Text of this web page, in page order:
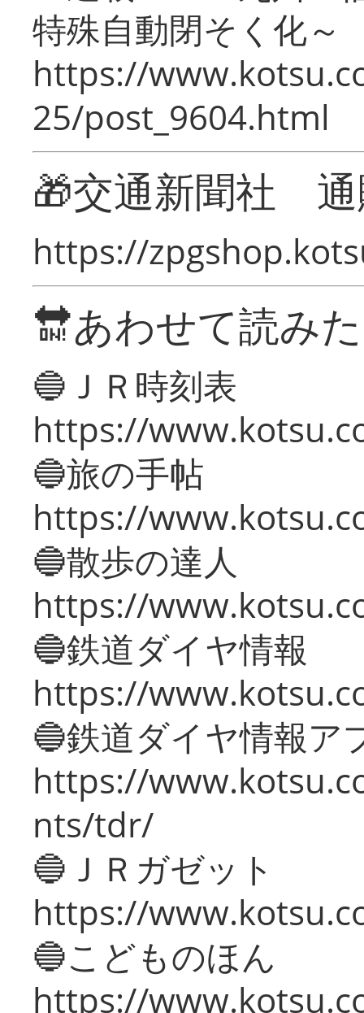
特殊自動閉そく化～
https://
25/post_9604.html
🎁交通新聞社
https://
🔛あわせて読み
🔵ＪＲ時刻表
https://
🔵旅の手帖
https://
🔵散歩の達人
https://
🔵鉄道ダイヤ情報
https://
🔵鉄道ダイヤ情報ア
https://
nts/tdr/
🔵ＪＲガゼット
https://
🔵こどものほん
https://